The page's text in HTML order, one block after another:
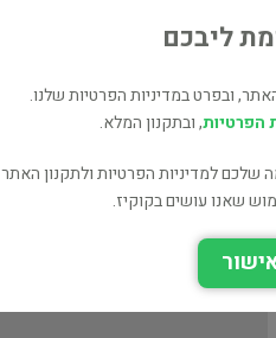
ליבכם
ובפרט במדיניות הפרטיות שלנו.
הפרטיות, ובתקנון המלא.
למדיניות הפרטיות ולתקנון האתר
שאנו עושים בקוקיז.